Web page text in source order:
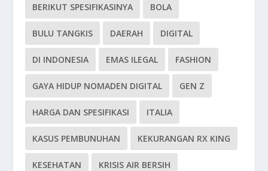
BERIKUT SPESIFIKASINYA BOLA
BULU TANGKIS DAERAH DIGITAL
DI INDONESIA EMAS ILEGAL FASHION
GAYA HIDUP NOMADEN DIGITAL GEN Z
HARGA DAN SPESIFIKASI ITALIA
KASUS PEMBUNUHAN KEKURANGAN RX KING
KESEHATAN KRISIS AIR BERSIH